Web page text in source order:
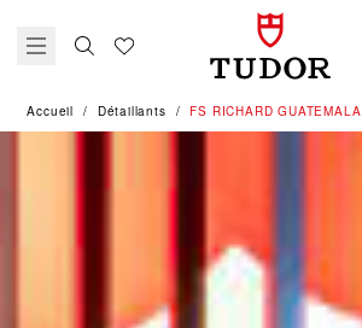
Accueil Détaillants ‭FS RICHARD GUATEMALA‬